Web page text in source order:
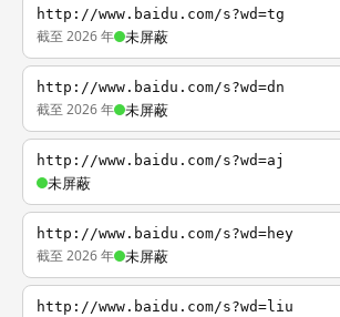
http://www.baidu.com/s?wd=tg
截至 2026 年 未屏蔽
http://www.baidu.com/s?wd=dn
截至 2026 年 未屏蔽
http://www.baidu.com/s?wd=aj
未屏蔽
http://www.baidu.com/s?wd=hey
截至 2026 年 未屏蔽
http://www.baidu.com/s?wd=liu